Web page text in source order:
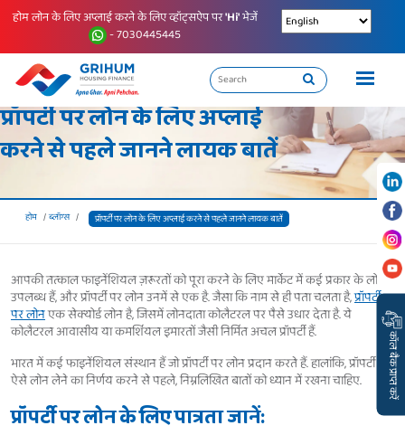
होम लोन के लिए अप्लाई करने के लिए व्हॉट्सऐप पर'Hi'भेजें
- 7030445445
प्रॉपर्टी पर लोन के लिए अप्लाई
करने से पहले जानने लायक बातें
होम ब्लॉग्स प्रॉपर्टी पर लोन के लिए अप्लाई करने से पहले जानने लायक बातें
आपकी तत्काल फाइनेंशियल ज़रूरतों को पूरा करने के लिए मार्केट में कई प्रकार के लोन
उपलब्ध हैं, और प्रॉपर्टी पर लोन उनमें से एक है. जैसा कि नाम से ही पता चलता है,प्रॉपर्टी
पर लोनएक सेक्योर्ड लोन है, जिसमें लोनदाता कोलैटरल पर पैसे उधार देता है. ये
कोलैटरल आवासीय या कमर्शियल इमारतों जैसी निर्मित अचल प्रॉपर्टी हैं.
भारत में कई फाइनेंशियल संस्थान हैं जो प्रॉपर्टी पर लोन प्रदान करते हैं. हालांकि, प्रॉपर्टी पर
ऐसे लोन लेने का निर्णय करने से पहले, निम्नलिखित बातों को ध्यान में रखना चाहिए.
प्रॉपर्टी पर लोन के लिए पात्रता जानें:
कॉल बैक प्राप्त करें